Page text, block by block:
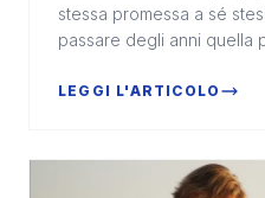
stessa promessa a sé
passare degli anni quella
LEGGI L'ARTICOLO